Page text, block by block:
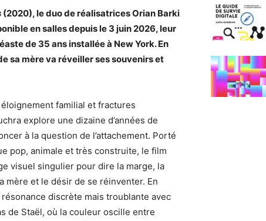
(2020), le duo de réalisatrices Orian Barki
en salles depuis le 3 juin 2026, leur
de 35 ans installée à New York. En
sa mère va réveiller ses souvenirs et
familial et fractures
explore une dizaine d’années de
à la question de l’attachement. Porté
pop, animale et très construite, le film
visuel singulier pour dire la marge, la
mère et le désir de se réinventer. En
discrète mais troublante avec
de Staël, où la couleur oscille entre